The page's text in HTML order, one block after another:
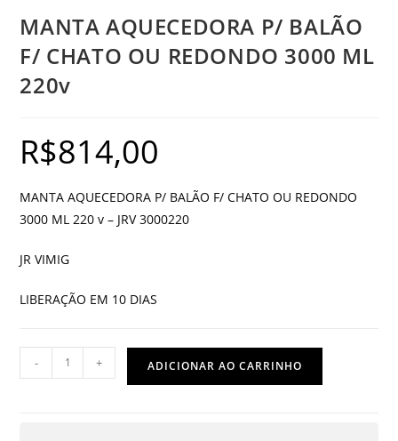
MANTA AQUECEDORA P/ BALÃO
F/ CHATO OU REDONDO 3000 ML
220v
R$814,00
MANTA AQUECEDORA P/ BALÃO F/ CHATO OU REDONDO
3000 ML 220 v – JRV 3000220
JR VIMIG
LIBERAÇÃO EM 10 DIAS
AQUECEDORA
- + ADICIONAR AO CARRINHO